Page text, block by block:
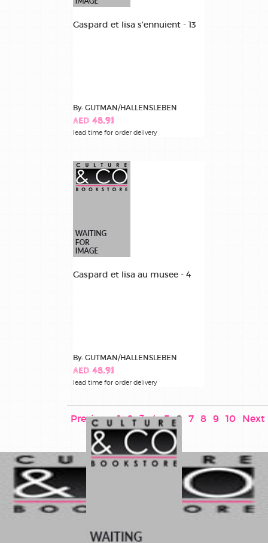
Gaspard et lisa s'ennuient - 13
By: GUTMAN/HALLENSLEBEN
AED 48.91
lead time for order delivery
Gaspard et lisa au musee - 4
By: GUTMAN/HALLENSLEBEN
AED 48.91
lead time for order delivery
Previous 1 2 3 4 5 6 7 8 9 10 Next